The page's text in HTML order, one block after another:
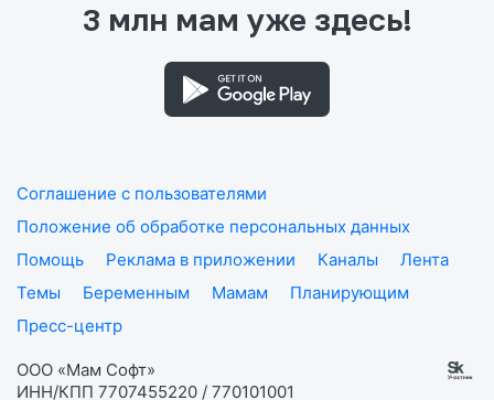
3 млн мам уже здесь!
Соглашение с пользователями
Положение об обработке персональных данных
Помощь
Реклама в приложении Каналы
Лента
Темы
Беременным Мамам
Планирующим
Пресс-центр
ООО «Мам Софт»
ИНН/КПП 7707455220 / 770101001